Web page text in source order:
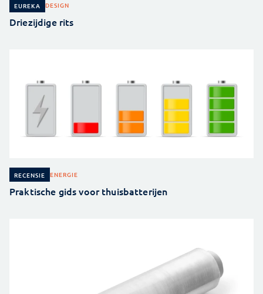
EUREKA DESIGN
Driezijdige rits
RECENSIE ENERGIE
Praktische gids voor thuisbatterijen